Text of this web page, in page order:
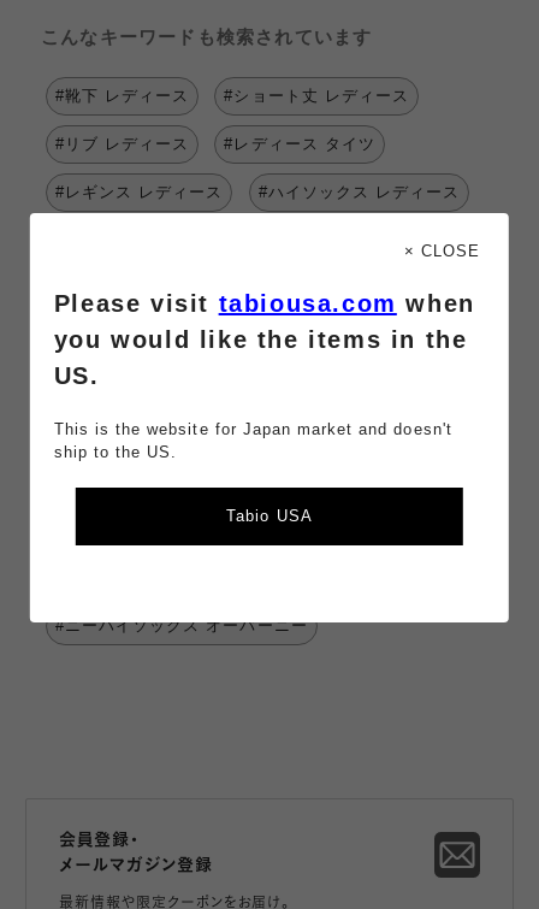
こんなキーワードも検索されています
#靴下 レディース #ショート丈 レディース
#リブ レディース #レディース タイツ
#レギンス レディース #ハイソックス レディース
#薄手 レディース #レッグウォーマー レディース
#オーバーニー キッズ
#靴下 オーバーニー #オーバーニー ニーハイ
#ニーハイソックス オーバーニー
会員登録・
メールマガジン登録
最新情報や限定クーポンをお届け。
× CLOSE
Please visit tabiousa.com when
you would like the items in the
US.
This is the website for Japan market and doesn't
ship to the US.
Tabio USA